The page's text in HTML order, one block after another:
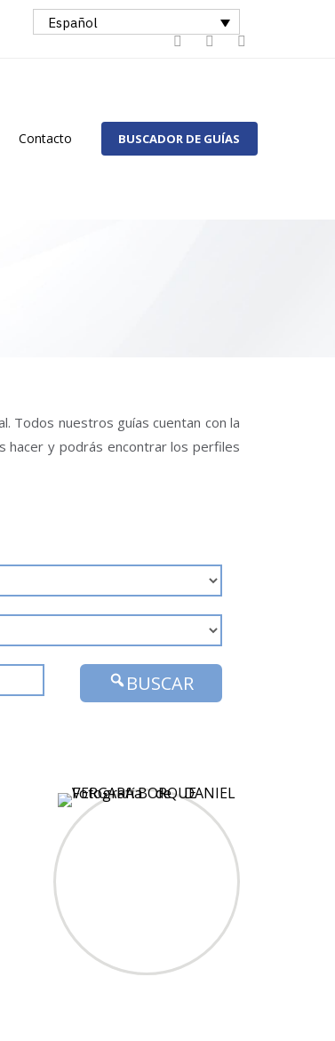
Español
Contacto BUSCADOR DE GUÍAS
Todos nuestros guías cuentan con la
hacer y podrás encontrar los perfiles
BUSCAR